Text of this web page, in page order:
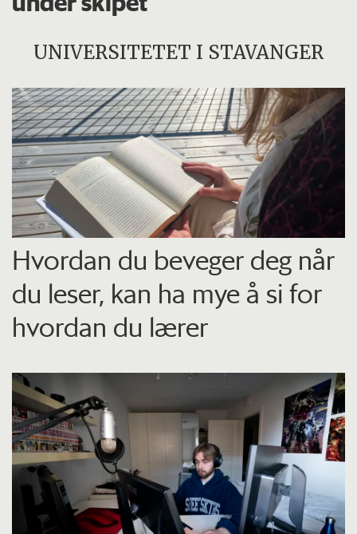
UNIVERSITETET I STAVANGER
Hvordan du beveger deg når
du leser, kan ha mye å si for
hvordan du lærer